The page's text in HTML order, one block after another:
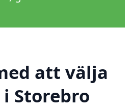
att välja
Storebro